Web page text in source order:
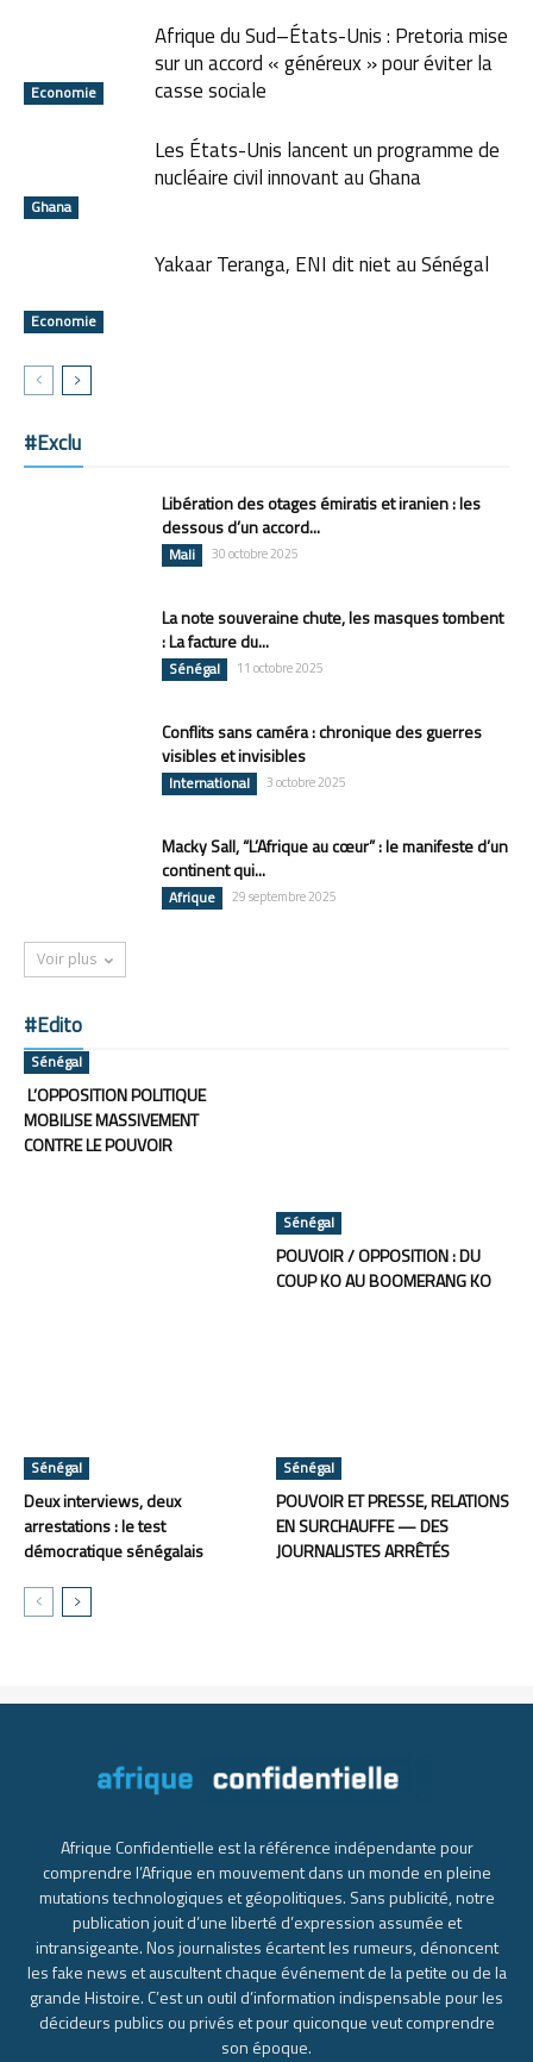
Economie
Afrique du Sud–États-Unis : Pretoria mise
sur un accord « généreux » pour éviter la
casse sociale
Ghana
Les États-Unis lancent un programme de
nucléaire civil innovant au Ghana
Economie
Yakaar Teranga, ENI dit niet au Sénégal
#Exclu
Libération des otages émiratis et iranien : les
dessous d’un accord...
Mali 30 octobre 2025
La note souveraine chute, les masques tombent
: La facture du...
Sénégal 11 octobre 2025
Conflits sans caméra : chronique des guerres
visibles et invisibles
International 3 octobre 2025
Macky Sall, “L’Afrique au cœur” : le manifeste d’un
continent qui...
Afrique 29 septembre 2025
Voir plus
#Edito
Sénégal
L’OPPOSITION POLITIQUE
MOBILISE MASSIVEMENT
CONTRE LE POUVOIR
Sénégal
POUVOIR / OPPOSITION : DU
COUP KO AU BOOMERANG KO
Sénégal
Deux interviews, deux
arrestations : le test
démocratique sénégalais
Sénégal
POUVOIR ET PRESSE, RELATIONS
EN SURCHAUFFE — DES
JOURNALISTES ARRÊTÉS
Afrique Confidentielle est la référence indépendante pour
comprendre l’Afrique en mouvement dans un monde en pleine
mutations technologiques et géopolitiques. Sans publicité, notre
publication jouit d’une liberté d’expression assumée et
intransigeante. Nos journalistes écartent les rumeurs, dénoncent
les fake news et auscultent chaque événement de la petite ou de la
grande Histoire. C’est un outil d’information indispensable pour les
décideurs publics ou privés et pour quiconque veut comprendre
son époque.